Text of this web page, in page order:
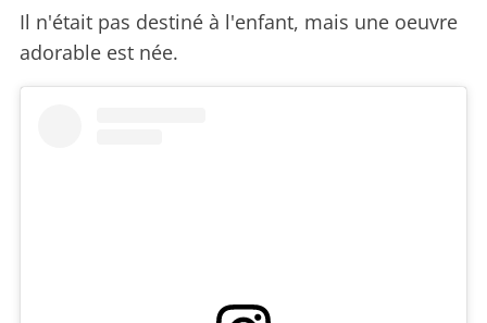
Il n'était pas destiné à l'enfant, mais une oeuvre
adorable est née.